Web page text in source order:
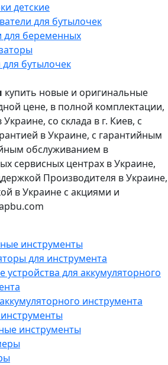
детские
для бутылочек
для беременных
бутылочек
купить новые и оригинальные
цене, в полной комплектации,
со склада в г. Киев, с
в Украине, с гарантийным
обслуживанием в
сервисных центрах в Украине,
Производителя в Украине,
в Украине с акциями и
инструменты
для инструмента
устройства для аккумуляторного
инструмента
инструменты